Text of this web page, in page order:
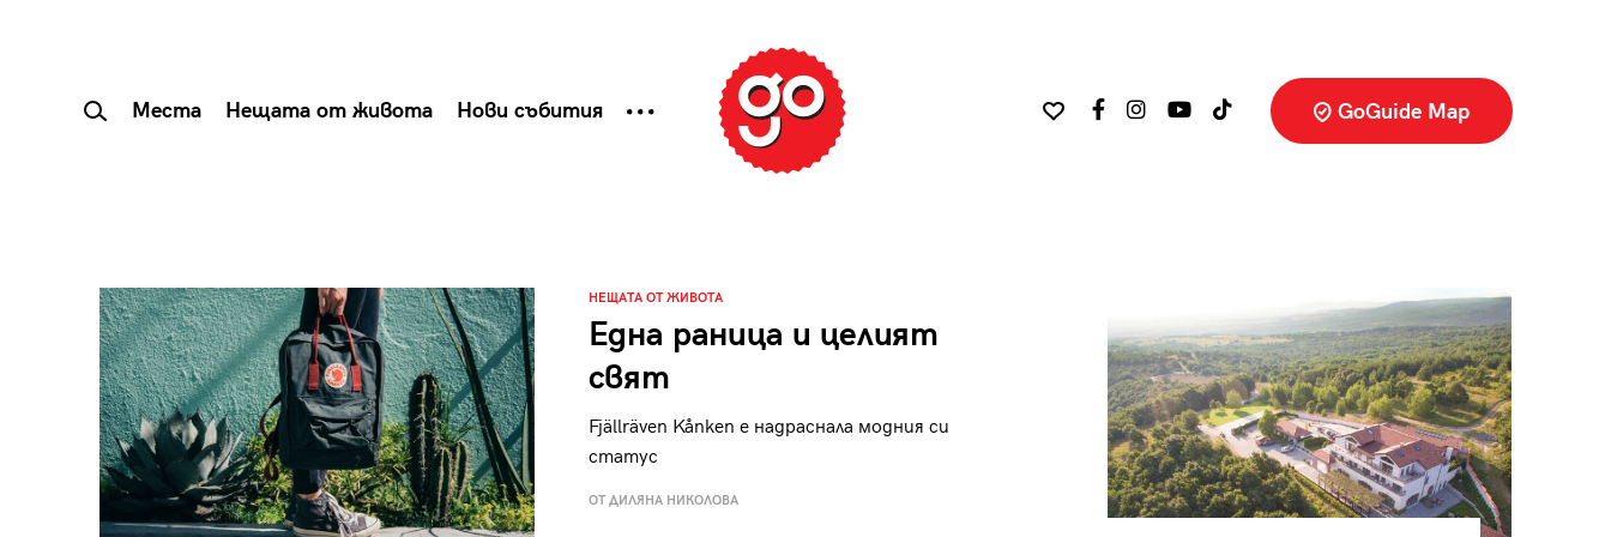
Места Нещата от живота Нови събития GoGuide Map
НЕЩАТА ОТ ЖИВОТА
Една раница и целият
свят
Fjällräven Kånken е надраснала модния си
статус
ОТ ДИЛЯНА НИКОЛОВА